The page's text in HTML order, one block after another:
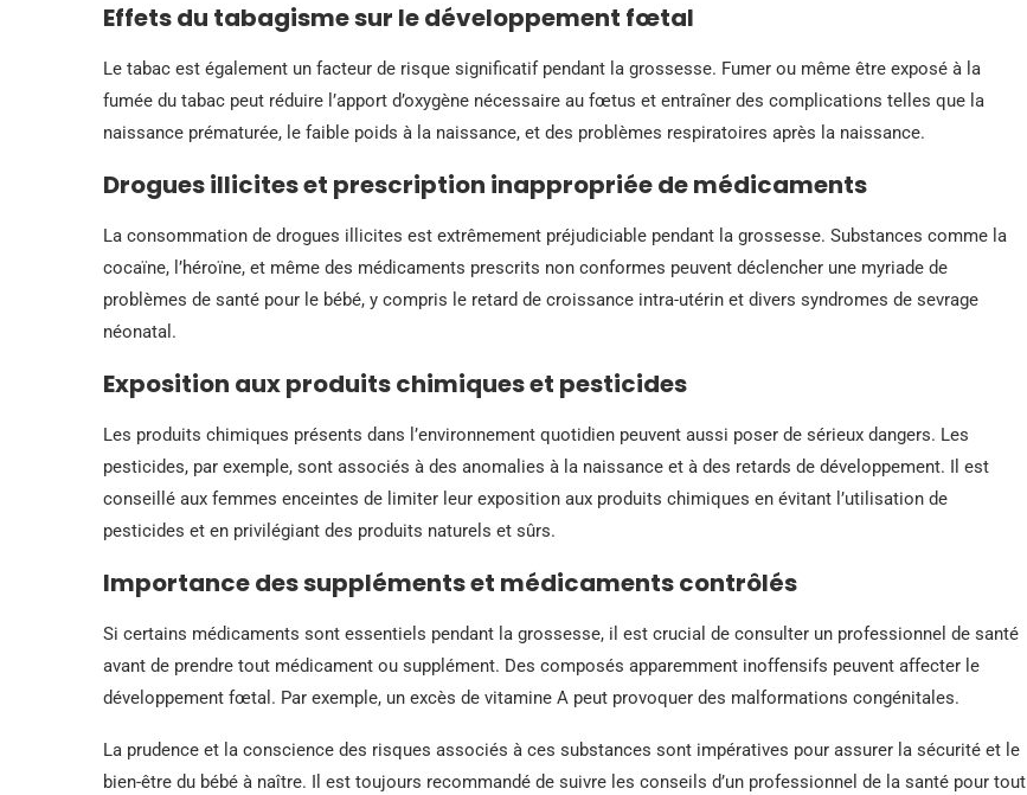
Effets du tabagisme sur le développement fœtal
Le tabac est également un facteur de risque significatif pendant la grossesse. Fumer ou même être exposé à la
fumée du tabac peut réduire l’apport d’oxygène nécessaire au fœtus et entraîner des complications telles que la
naissance prématurée, le faible poids à la naissance, et des problèmes respiratoires après la naissance.
Drogues illicites et prescription inappropriée de médicaments
La consommation de drogues illicites est extrêmement préjudiciable pendant la grossesse. Substances comme la
cocaïne, l’héroïne, et même des médicaments prescrits non conformes peuvent déclencher une myriade de
problèmes de santé pour le bébé, y compris le retard de croissance intra-utérin et divers syndromes de sevrage
néonatal.
Exposition aux produits chimiques et pesticides
Les produits chimiques présents dans l’environnement quotidien peuvent aussi poser de sérieux dangers. Les
pesticides, par exemple, sont associés à des anomalies à la naissance et à des retards de développement. Il est
conseillé aux femmes enceintes de limiter leur exposition aux produits chimiques en évitant l’utilisation de
pesticides et en privilégiant des produits naturels et sûrs.
Importance des suppléments et médicaments contrôlés
Si certains médicaments sont essentiels pendant la grossesse, il est crucial de consulter un professionnel de santé
avant de prendre tout médicament ou supplément. Des composés apparemment inoffensifs peuvent affecter le
développement fœtal. Par exemple, un excès de vitamine A peut provoquer des malformations congénitales.
La prudence et la conscience des risques associés à ces substances sont impératives pour assurer la sécurité et le
bien-être du bébé à naître. Il est toujours recommandé de suivre les conseils d’un professionnel de la santé pour tout